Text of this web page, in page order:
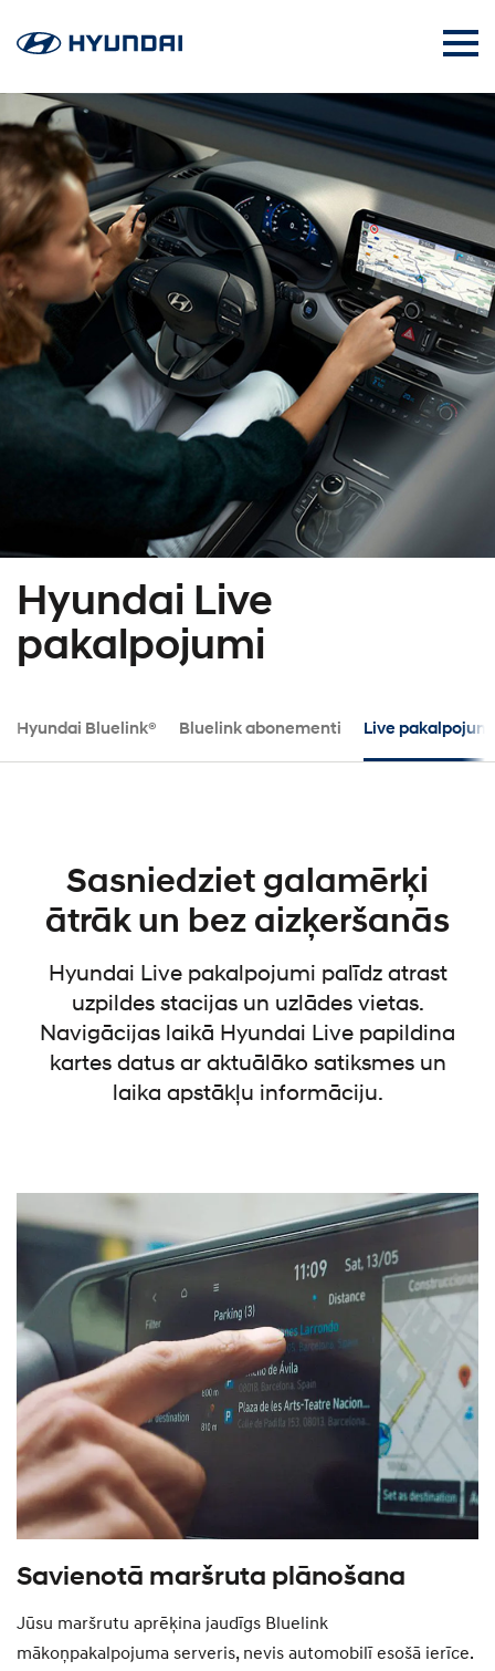
Hyundai Live
pakalpojumi
Hyundai Bluelink® Bluelink abonementi Live pakalpojumi
Sasniedziet galamērķi
ātrāk un bez aizķeršanās
Hyundai Live pakalpojumi palīdz atrast
uzpildes stacijas un uzlādes vietas.
Navigācijas laikā Hyundai Live papildina
kartes datus ar aktuālāko satiksmes un
laika apstākļu informāciju.
Savienotā maršruta plānošana
Jūsu maršrutu aprēķina jaudīgs Bluelink
mākoņpakalpojuma serveris, nevis automobilī esošā ierīce.